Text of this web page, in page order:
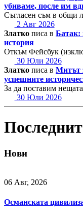
убиваме, после им
Съгласен съм в общи
2 Авг 2026
Златко писа в Батак:
история
Откъм Фейсбук
30 Юли 2026
Златко писа в Митът
успешните
За да поставим
30 Юли 2026
Нови
06 Авг, 2026
Османската